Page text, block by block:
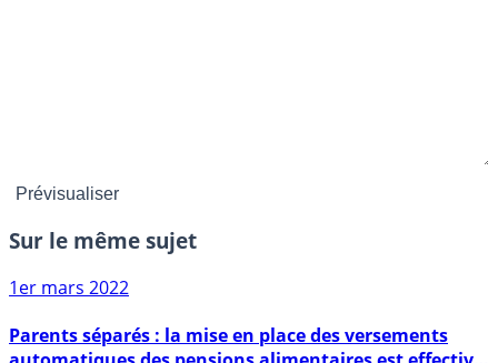
Sur le même sujet
1er mars 2022